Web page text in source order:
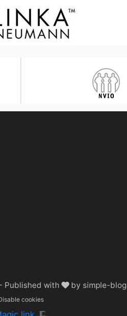
- Published with by simple-blog
cookies